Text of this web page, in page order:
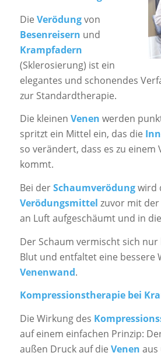
Die Verödungvon
Besenreisern und
Krampfadern
(Sklerosierung) ist ein
elegantes und schonendes
zur Standardtherapie.
Die kleinen Venen werden
spritzt ein Mittel ein, das die
so verändert, dass es zu einem
kommt.
Bei derSchaumverödungwird
Verödungsmittel zuvor mit
an Luft aufgeschäumt und in die
Der Schaum vermischt sich
Blut und entfaltet eine bessere
Venenwand.
Kompressionstherapie bei
Die Wirkung des
auf einem einfachen Prinzip:
außen Druck auf die Venen aus